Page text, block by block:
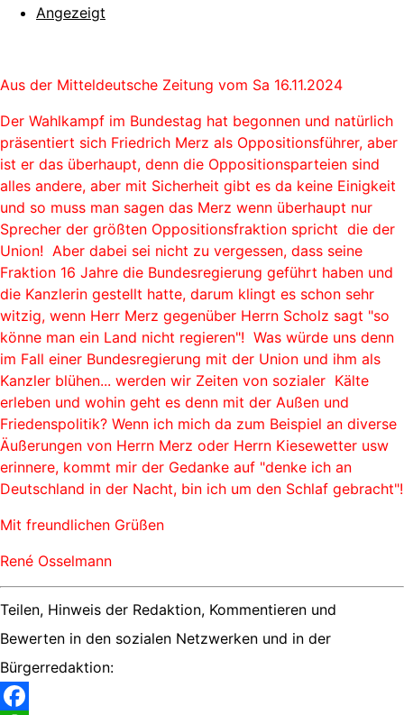
Angezeigt
Aus der Mitteldeutsche Zeitung vom Sa 16.11.2024
Der Wahlkampf im Bundestag hat begonnen und natürlich
präsentiert sich Friedrich Merz als Oppositionsführer, aber
ist er das überhaupt, denn die Oppositionsparteien sind
alles andere, aber mit Sicherheit gibt es da keine Einigkeit
und so muss man sagen das Merz wenn überhaupt nur
Sprecher der größten Oppositionsfraktion spricht die der
Union! Aber dabei sei nicht zu vergessen, dass seine
Fraktion 16 Jahre die Bundesregierung geführt haben und
die Kanzlerin gestellt hatte, darum klingt es schon sehr
witzig, wenn Herr Merz gegenüber Herrn Scholz sagt "so
könne man ein Land nicht regieren"! Was würde uns denn
im Fall einer Bundesregierung mit der Union und ihm als
Kanzler blühen... werden wir Zeiten von sozialer Kälte
erleben und wohin geht es denn mit der Außen und
Friedenspolitik? Wenn ich mich da zum Beispiel an diverse
Äußerungen von Herrn Merz oder Herrn Kiesewetter usw
erinnere, kommt mir der Gedanke auf "denke ich an
Deutschland in der Nacht, bin ich um den Schlaf gebracht"!
Mit freundlichen Grüßen
René Osselmann
Teilen, Hinweis der Redaktion, Kommentieren und
Bewerten in den sozialen Netzwerken und in der
Bürgerredaktion: